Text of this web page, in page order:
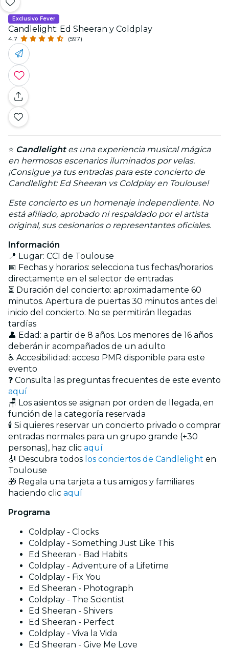
Exclusivo Fever
Candlelight: Ed Sheeran y Coldplay
4.7 (597)
⭐ Candlelightes una experiencia musical mágica
en hermosos escenarios iluminados por velas.
¡Consigue ya tus entradas para este concierto de
Candlelight: Ed Sheeran vs Coldplay en Toulouse!
Este concierto es un homenaje independiente. No
está afiliado, aprobado ni respaldado por el artista
original, sus cesionarios o representantes oficiales.
Información
📍 Lugar: CCI de Toulouse
📅 Fechas y horarios: selecciona tus fechas/horarios
directamente en el selector de entradas
⏳ Duración del concierto: aproximadamente 60
minutos. Apertura de puertas 30 minutos antes del
inicio del concierto. No se permitirán llegadas
tardías
👤 Edad: a partir de 8 años. Los menores de 16 años
deberán ir acompañados de un adulto
♿ Accesibilidad: acceso PMR disponible para este
evento
❓ Consulta las preguntas frecuentes de este evento
aquí
🪑 Los asientos se asignan por orden de llegada, en
función de la categoría reservada
🕯️ Si quieres reservar un concierto privado o comprar
entradas normales para un grupo grande (+30
personas), haz clic aquí
🎻 Descubra todos los conciertos de Candlelight en
Toulouse
🎁 Regala una tarjeta a tus amigos y familiares
haciendo clic aquí
Programa
Coldplay - Clocks
Coldplay - Something Just Like This
Ed Sheeran - Bad Habits
Coldplay - Adventure of a Lifetime
Coldplay - Fix You
Ed Sheeran - Photograph
Coldplay - The Scientist
Ed Sheeran - Shivers
Ed Sheeran - Perfect
Coldplay - Viva la Vida
Ed Sheeran - Give Me Love